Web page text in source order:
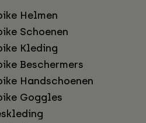
Helmen
Schoenen
Kleding
Beschermers
Handschoenen
Goggles